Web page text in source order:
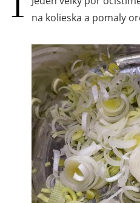
na kolieska a pomaly